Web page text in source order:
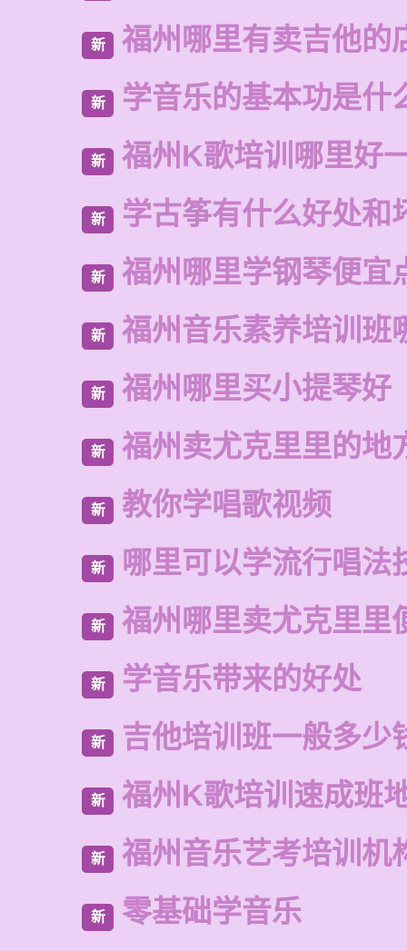
新 福州哪里有卖吉他的
新 学音乐的基本功是什
新 福州K歌培训哪里好
新 学古筝有什么好处和
新 福州哪里学钢琴便宜
新 福州音乐素养培训班
新 福州哪里买小提琴好
新 福州卖尤克里里的地
新 教你学唱歌视频
新 哪里可以学流行唱法
新 福州哪里卖尤克里里
新 学音乐带来的好处
新 吉他培训班一般多少
新 福州K歌培训速成班
新 福州音乐艺考培训机
新 零基础学音乐